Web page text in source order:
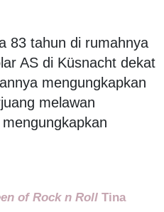
83 tahun di rumahnya
AS di Küsnacht dekat
mengungkapkan
melawan
of Rock n Roll Tina